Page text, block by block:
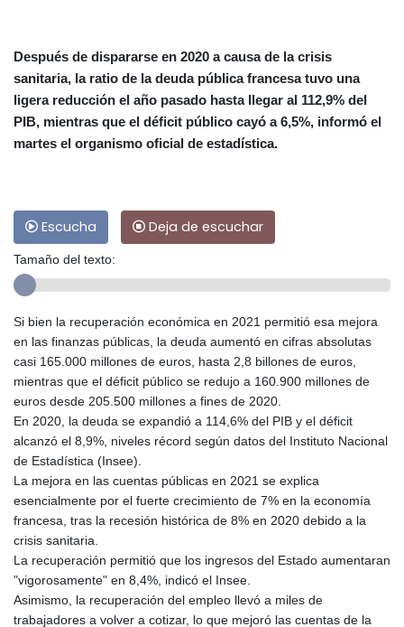
Después de dispararse en 2020 a causa de la crisis
sanitaria, la ratio de la deuda pública francesa tuvo una
ligera reducción el año pasado hasta llegar al 112,9% del
PIB, mientras que el déficit público cayó a 6,5%, informó el
martes el organismo oficial de estadística.
Escucha Deja de escuchar
Tamaño del texto:
Si bien la recuperación económica en 2021 permitió esa mejora
en las finanzas públicas, la deuda aumentó en cifras absolutas
casi 165.000 millones de euros, hasta 2,8 billones de euros,
mientras que el déficit público se redujo a 160.900 millones de
euros desde 205.500 millones a fines de 2020.
En 2020, la deuda se expandió a 114,6% del PIB y el déficit
alcanzó el 8,9%, niveles récord según datos del Instituto Nacional
de Estadística (Insee).
La mejora en las cuentas públicas en 2021 se explica
esencialmente por el fuerte crecimiento de 7% en la economía
francesa, tras la recesión histórica de 8% en 2020 debido a la
crisis sanitaria.
La recuperación permitió que los ingresos del Estado aumentaran
"vigorosamente" en 8,4%, indicó el Insee.
Asimismo, la recuperación del empleo llevó a miles de
trabajadores a volver a cotizar, lo que mejoró las cuentas de la